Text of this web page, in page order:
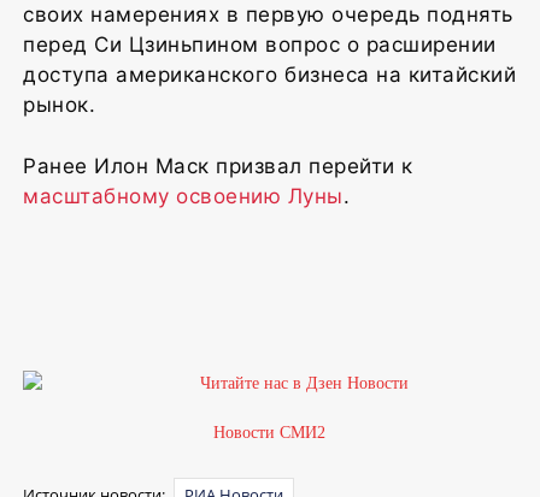
своих намерениях в первую очередь поднять
перед Си Цзиньпином вопрос о расширении
доступа американского бизнеса на китайский
рынок.
Ранее Илон Маск призвал перейти к
масштабному освоению Луны.
Новости СМИ2